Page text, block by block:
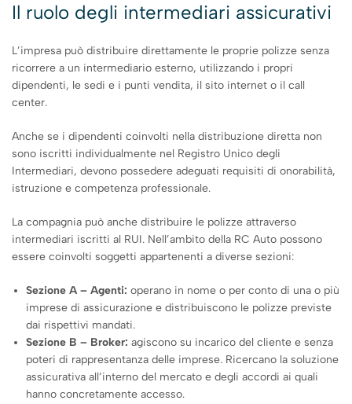
Il ruolo degli intermediari assicurativi
L’impresa può distribuire direttamente le proprie polizze senza
ricorrere a un intermediario esterno, utilizzando i propri
dipendenti, le sedi e i punti vendita, il sito internet o il call
center.
Anche se i dipendenti coinvolti nella distribuzione diretta non
sono iscritti individualmente nel Registro Unico degli
Intermediari, devono possedere adeguati requisiti di onorabilità,
istruzione e competenza professionale.
La compagnia può anche distribuire le polizze attraverso
intermediari iscritti al RUI. Nell’ambito della RC Auto possono
essere coinvolti soggetti appartenenti a diverse sezioni:
Sezione A – Agenti: operano in nome o per conto di una o più
imprese di assicurazione e distribuiscono le polizze previste
dai rispettivi mandati.
Sezione B – Broker: agiscono su incarico del cliente e senza
poteri di rappresentanza delle imprese. Ricercano la soluzione
assicurativa all’interno del mercato e degli accordi ai quali
hanno concretamente accesso.